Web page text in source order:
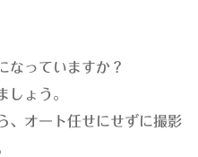
なっていますか？
しょう。
、オート任せにせずに撮影